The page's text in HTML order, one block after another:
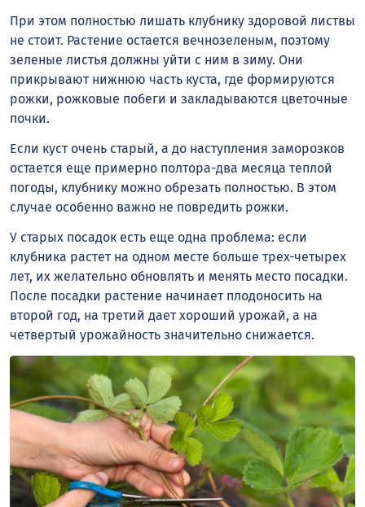
При этом полностью лишать клубнику здоровой листвы
не стоит. Растение остается вечнозеленым, поэтому
зеленые листья должны уйти с ним в зиму. Они
прикрывают нижнюю часть куста, где формируются
рожки, рожковые побеги и закладываются цветочные
почки.
Если куст очень старый, а до наступления заморозков
остается еще примерно полтора-два месяца теплой
погоды, клубнику можно обрезать полностью. В этом
случае особенно важно не повредить рожки.
У старых посадок есть еще одна проблема: если
клубника растет на одном месте больше трех-четырех
лет, их желательно обновлять и менять место посадки.
После посадки растение начинает плодоносить на
второй год, на третий дает хороший урожай, а на
четвертый урожайность значительно снижается.